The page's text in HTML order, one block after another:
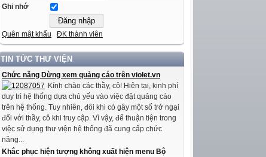
Ghi nhớ
Quên mật khẩu ĐK thành viên
TIN TỨC THƯ VIỆN
Chức năng Dừng xem quảng cáo trên violet.vn
Kính chào các thầy, cô! Hiện tại, kinh phí
duy trì hệ thống dựa chủ yếu vào việc đặt quảng cáo
trên hệ thống. Tuy nhiên, đôi khi có gây một số trở ngại
đối với thầy, cô khi truy cập. Vì vậy, để thuận tiện trong
việc sử dụng thư viện hệ thống đã cung cấp chức
năng...
Khắc phục hiện tượng không xuất hiện menu Bộ